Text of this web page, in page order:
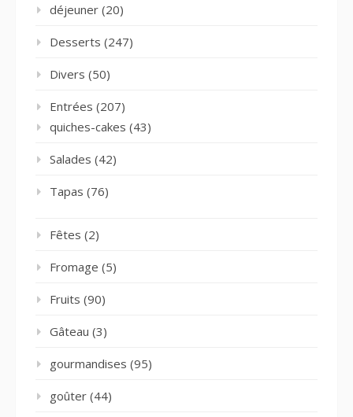
déjeuner (20)
Desserts (247)
Divers (50)
Entrées (207)
quiches-cakes (43)
Salades (42)
Tapas (76)
Fêtes (2)
Fromage (5)
Fruits (90)
Gâteau (3)
gourmandises (95)
goûter (44)